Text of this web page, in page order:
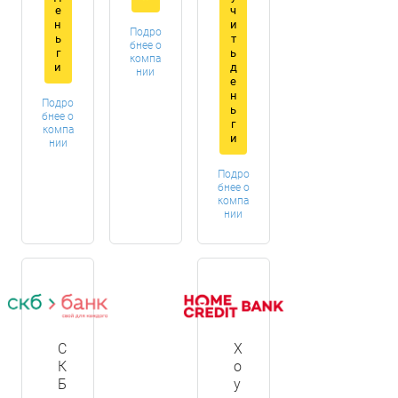
е
н
ь
г
и
Подро
бнее о
компа
нии
Подро
бнее о
компа
нии
ч
и
т
ь
д
е
н
ь
г
и
Подро
бнее о
компа
нии
С
К
Б
Х
о
у